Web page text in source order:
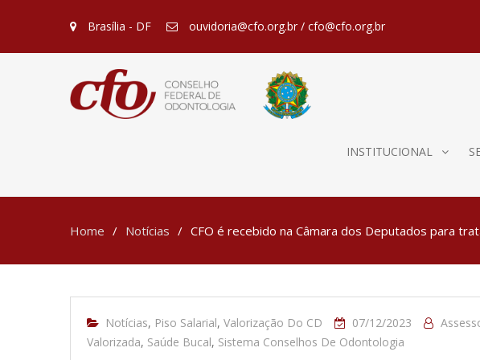
Brasília - DF ouvidoria@cfo.org.br / cfo@cfo.org.br
INSTITUCIONAL
Home Notícias CFO é recebido na Câmara dos Deputados para
Notícias, Piso Salarial, Valorização Do CD 07/12/2023
Valorizada, Saúde Bucal, Sistema Conselhos De Odontologia